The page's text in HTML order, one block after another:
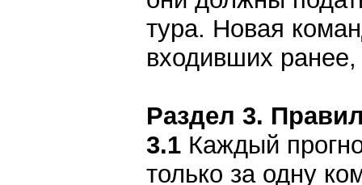
тура. Новая
входивших ранее,
Раздел 3.
3.1 Каждый
только за одну